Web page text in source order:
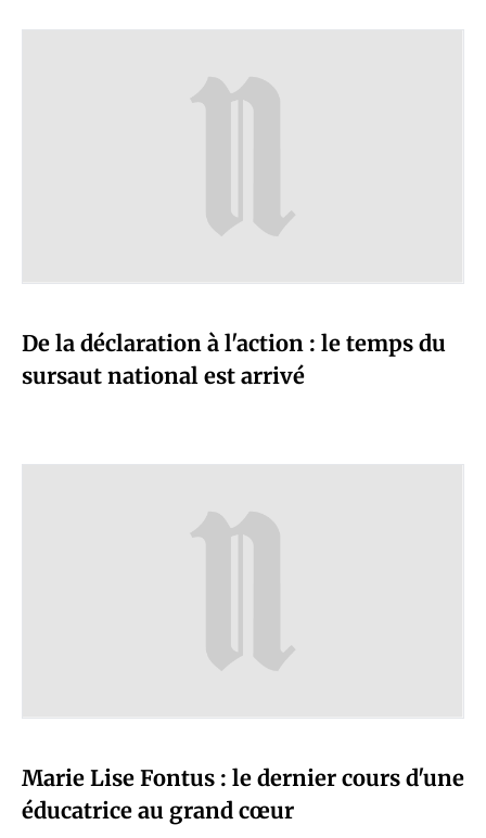
De la déclaration à l'action : le temps du
sursaut national est arrivé
Marie Lise Fontus : le dernier cours d'une
éducatrice au grand cœur